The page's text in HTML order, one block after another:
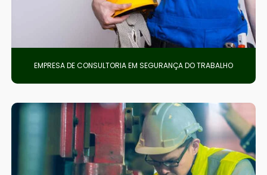
EMPRESA DE CONSULTORIA EM SEGURANÇA DO TRABALHO